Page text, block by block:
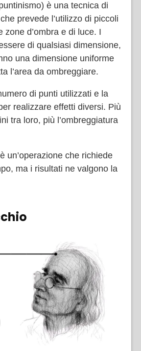
è una tecnica di
prevede l’utilizzo di piccoli
zone d’ombra e di luce. I
di qualsiasi dimensione,
una dimensione uniforme
l’area da ombreggiare.
di punti utilizzati e la
realizzare effetti diversi. Più
tra loro, più l’ombreggiatura
un’operazione che richiede
ma i risultati ne valgono la